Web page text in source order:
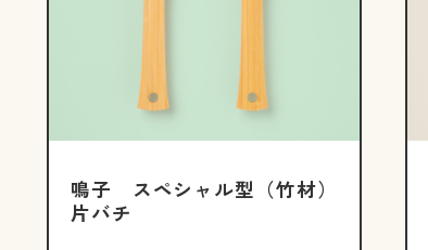
鳴子 スペシャル型（竹材）
片バチ